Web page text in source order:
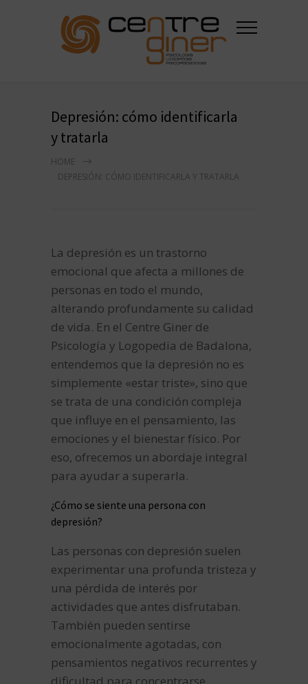
Depresión: cómo identificarla
y tratarla
HOME
DEPRESIÓN: CÓMO IDENTIFICARLA Y TRATARLA
La depresión es un trastorno
emocional que afecta a millones de
personas en todo el mundo,
alterando profundamente su calidad
de vida. En el Centre Giner de
Psicología y Logopedia de Badalona,
entendemos que la depresión no es
simplemente «estar triste», sino que
se trata de una condición compleja
que influye en el pensamiento, las
emociones y el bienestar físico. Por
eso, ofrecemos un abordaje integral
para ayudar a superarla.
¿Cómo se siente una persona con
depresión?
Las personas con depresión suelen
experimentar una profunda tristeza y
una pérdida de interés por
actividades que antes disfrutaban.
También pueden sentirse
emocionalmente agotadas, con
pensamientos negativos recurrentes y